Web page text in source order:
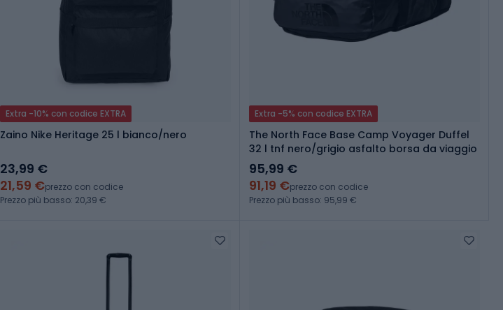
Extra -10% con codice EXTRA
Zaino Nike Heritage 25 l bianco/nero
23,99 €
21,59 €prezzo con codice
Prezzo più basso: 20,39 €
Extra -5% con codice EXTRA
The North Face Base Camp Voyager Duffel
32 l tnf nero/grigio asfalto borsa da viaggio
95,99 €
91,19 €prezzo con codice
Prezzo più basso: 95,99 €